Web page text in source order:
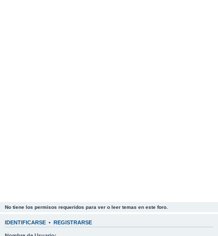
No tiene los permisos requeridos para ver o leer temas en este foro.
IDENTIFICARSE • REGISTRARSE